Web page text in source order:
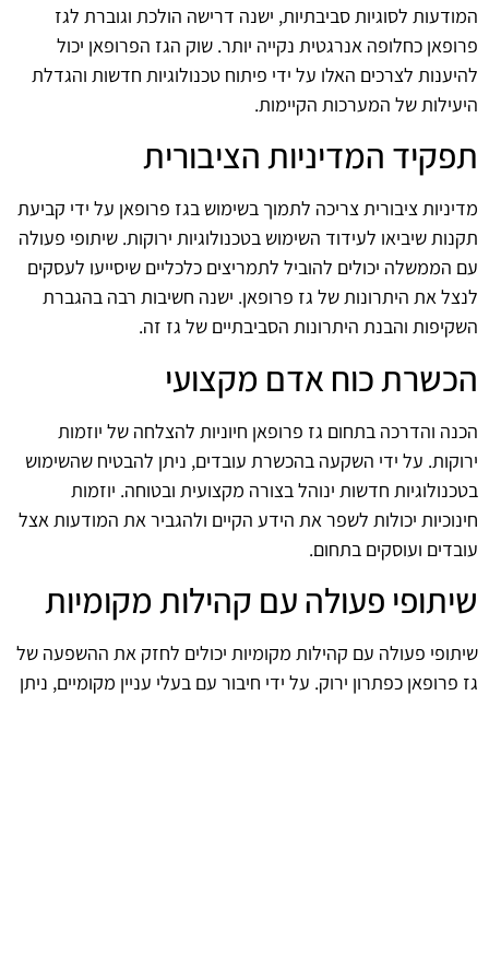
המודעות לסוגיות סביבתיות, ישנה דרישה הולכת וגוברת לגז
פרופאן כחלופה אנרגטית נקייה יותר. שוק הגז הפרופאן יכול
להיענות לצרכים האלו על ידי פיתוח טכנולוגיות חדשות והגדלת
היעילות של המערכות הקיימות.
תפקיד המדיניות הציבורית
מדיניות ציבורית צריכה לתמוך בשימוש בגז פרופאן על ידי קביעת
תקנות שיביאו לעידוד השימוש בטכנולוגיות ירוקות. שיתופי פעולה
עם הממשלה יכולים להוביל לתמריצים כלכליים שיסייעו לעסקים
לנצל את היתרונות של גז פרופאן. ישנה חשיבות רבה בהגברת
השקיפות והבנת היתרונות הסביבתיים של גז זה.
הכשרת כוח אדם מקצועי
הכנה והדרכה בתחום גז פרופאן חיוניות להצלחה של יוזמות
ירוקות. על ידי השקעה בהכשרת עובדים, ניתן להבטיח שהשימוש
בטכנולוגיות חדשות ינוהל בצורה מקצועית ובטוחה. יוזמות
חינוכיות יכולות לשפר את הידע הקיים ולהגביר את המודעות אצל
עובדים ועוסקים בתחום.
שיתופי פעולה עם קהילות מקומיות
שיתופי פעולה עם קהילות מקומיות יכולים לחזק את ההשפעה של
גז פרופאן כפתרון ירוק. על ידי חיבור עם בעלי עניין מקומיים, ניתן